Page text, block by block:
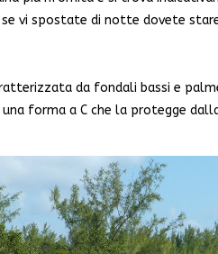
vi spostate di notte dovete
da fondali bassi e
una forma a C che la protegge